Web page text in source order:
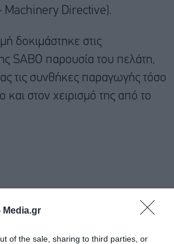
Media.gr
of the sale, sharing to third parties, or
Machinery Directive).
δοκιμάστηκε στις
SABO παρουσία του πελάτη,
τις συνθήκες παραγωγής τόσο
και στον χειρισμό της από το